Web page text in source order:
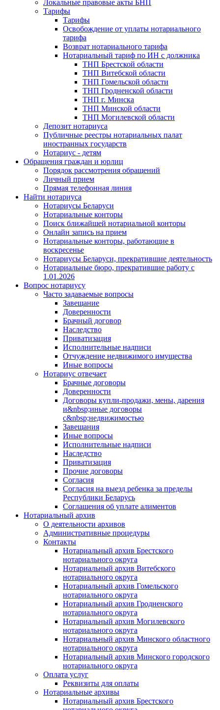
Локальные правовые акты БНП
Тарифы
Тарифы
Освобождение от уплаты нотариального
тарифа
Возврат нотариального тарифа
Нотариальный тариф по ИН с должника
ТНП Брестской области
ТНП Витебской области
ТНП Гомельской области
ТНП Гродненской области
ТНП г. Минска
ТНП Минской области
ТНП Могилевской области
Депозит нотариуса
Публичные реестры нотариальных палат
иностранных государств
Нотариус - детям
Обращения граждан и юрлиц
Порядок рассмотрения обращений
Личный прием
Прямая телефонная линия
Найти нотариуса
Нотариусы Беларуси
Нотариальные конторы
Поиск ближайшей нотариальной конторы
Онлайн запись на прием
Нотариальные конторы, работающие в
воскресенье
Нотариусы Беларуси, прекратившие деятельность
Нотариальные бюро, прекратившие работу с
1.01.2026
Вопрос нотариусу
Часто задаваемые вопросы
Завещание
Доверенности
Брачный договор
Наследство
Приватизация
Исполнительные надписи
Отчуждение недвижимого имущества
Иные вопросы
Нотариус отвечает
Брачные договоры
Доверенности
Договоры купли-продажи, мены, дарения
и&nbsp;иные договоры
с&nbsp;недвижимостью
Завещания
Иные вопросы
Исполнительные надписи
Наследство
Приватизация
Прочие договоры
Согласия
Согласия на выезд ребенка за пределы
Республики Беларусь
Соглашения об уплате алиментов
Нотариальный архив
О деятельности архивов
Административные процедуры
Контакты
Нотариальный архив Брестского
нотариального округа
Нотариальный архив Витебского
нотариального округа
Нотариальный архив Гомельского
нотариального округа
Нотариальный архив Гродненского
нотариального округа
Нотариальный архив Могилевского
нотариального округа
Нотариальный архив Минского областного
нотариального округа
Нотариальный архив Минского городского
нотариального округа
Оплата услуг
Реквизиты для оплаты
Нотариальные архивы
Нотариальный архив Брестского